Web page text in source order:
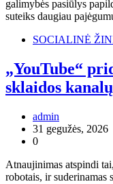
galimybės pasiūlys
suteiks daugiau
SOCIALINĖ
„YouTube“
sklaidos
admin
31 gegužės, 2026
0
Atnaujinimas atspindi
robotais, ir suderinamas